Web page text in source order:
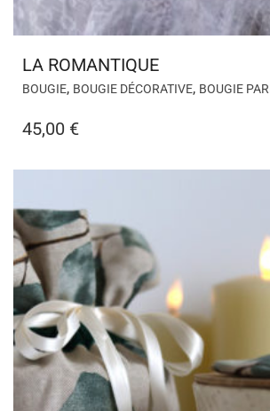
LA ROMANTIQUE
BOUGIE, BOUGIE DÉCORATIVE, BOUGIE
45,00 €